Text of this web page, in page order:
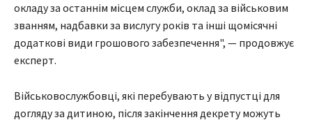
окладу за останнім місцем служби, оклад за військовим
званням, надбавки за вислугу років та інші щомісячні
додаткові види грошового забезпечення", — продовжує
експерт.
Військовослужбовці, які перебувають у відпустці для
догляду за дитиною, після закінчення декрету можуть